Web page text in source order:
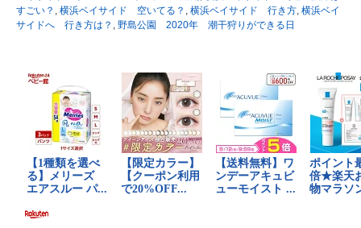
すごい？ , 横浜ベイサイド 空いてる？ , 横浜ベイサイド 行き方, 横浜ベイ
サイドへ 行き方は？ , 野島公園 2020年 潮干狩りができる日